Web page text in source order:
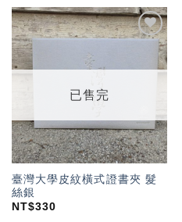
加入
「願
望輕
已售完
臺灣大學皮紋橫式證書夾 髮
絲銀
NT$330